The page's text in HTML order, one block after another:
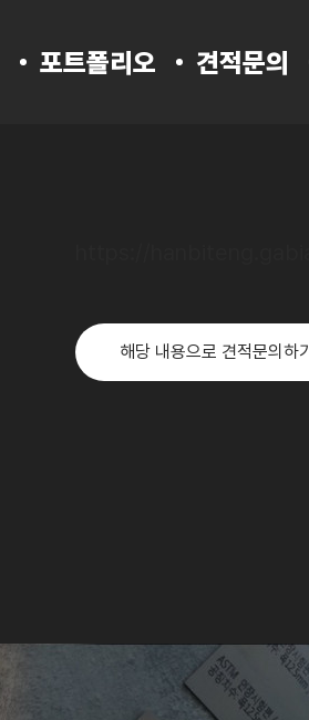
포트폴리오 견적문의
해당 내용으로 견적문의하기